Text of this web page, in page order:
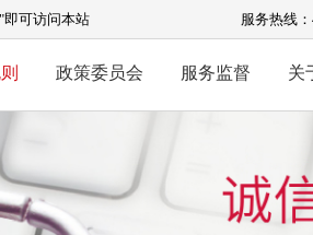
即可访问本站 服务热线
政策委员会 服务监督 关